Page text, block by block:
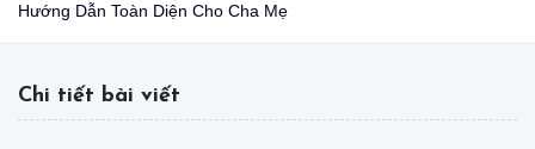
Hướng Dẫn Toàn Diện Cho Cha Mẹ
Chi tiết bài viết